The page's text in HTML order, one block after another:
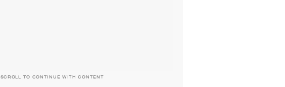
SCROLL TO CONTINUE WITH CONTENT